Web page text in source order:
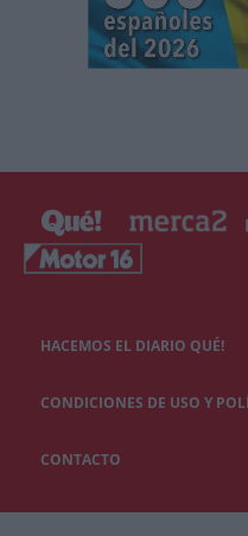
HACEMOS EL DIARIO QUÉ!
CONDICIONES DE USO Y
CONTACTO